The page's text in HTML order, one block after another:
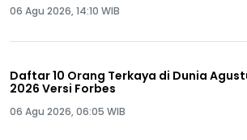
06 Agu 2026, 14:10 WIB
Daftar 10 Orang Terkaya di Dunia
2026 Versi Forbes
06 Agu 2026, 06:05 WIB